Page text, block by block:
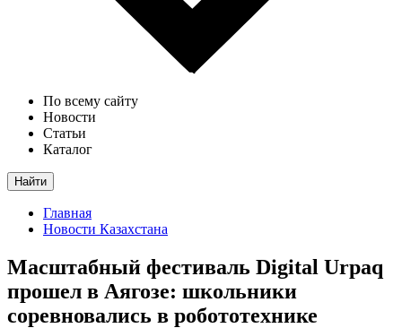
По всему сайту
Новости
Статьи
Каталог
Найти
Главная
Новости Казахстана
Масштабный фестиваль Digital Urpaq
прошел в Аягозе: школьники
соревновались в робототехнике